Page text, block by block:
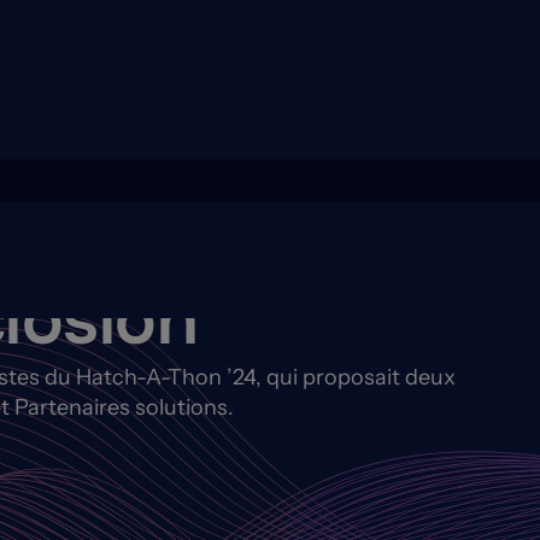
du Hatch-A-Thon ’24, qui proposait deux
Partenaires solutions.